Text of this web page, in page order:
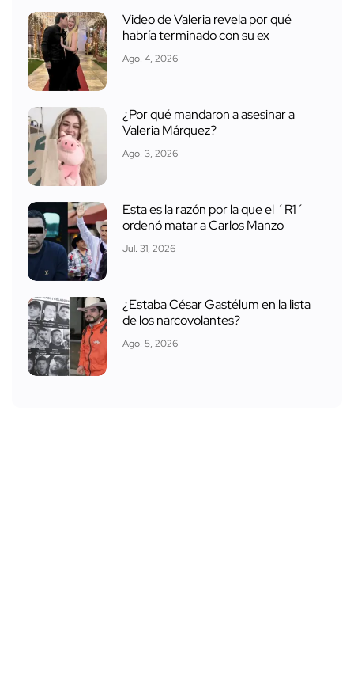
Video de Valeria revela por qué
habría terminado con su ex
Ago. 4, 2026
¿Por qué mandaron a asesinar a
Valeria Márquez?
Ago. 3, 2026
Esta es la razón por la que el ´R1´
ordenó matar a Carlos Manzo
Jul. 31, 2026
¿Estaba César Gastélum en la lista
de los narcovolantes?
Ago. 5, 2026